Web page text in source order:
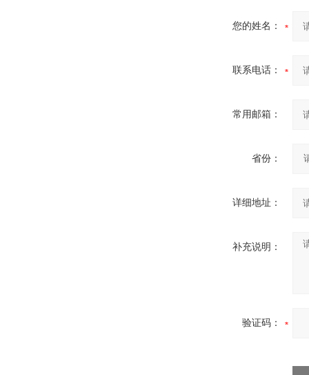
您的姓名：
联系电话：
常用邮箱：
省份：
详细地址：
补充说明：
验证码：